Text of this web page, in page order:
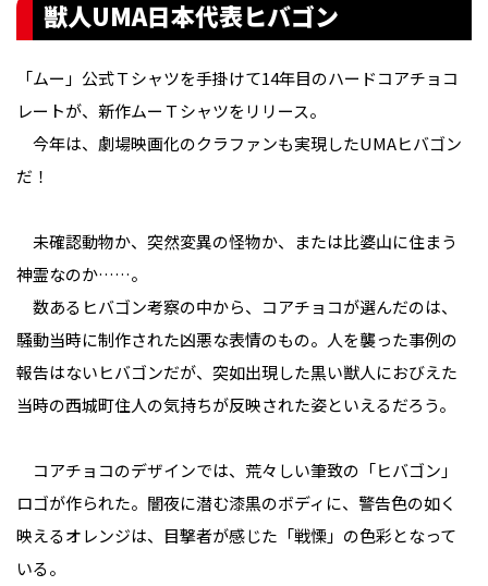
獣人UMA日本代表ヒバゴン
「ムー」公式Ｔシャツを手掛けて14年目のハードコアチョコ
レートが、新作ムーＴシャツをリリース。
今年は、劇場映画化のクラファンも実現したUMAヒバゴン
だ！
未確認動物か、突然変異の怪物か、または比婆山に住まう
神霊なのか……。
数あるヒバゴン考察の中から、コアチョコが選んだのは、
騒動当時に制作された凶悪な表情のもの。人を襲った事例の
報告はないヒバゴンだが、突如出現した黒い獣人におびえた
当時の西城町住人の気持ちが反映された姿といえるだろう。
コアチョコのデザインでは、荒々しい筆致の「ヒバゴン」
ロゴが作られた。闇夜に潜む漆黒のボディに、警告色の如く
映えるオレンジは、目撃者が感じた「戦慄」の色彩となって
いる。